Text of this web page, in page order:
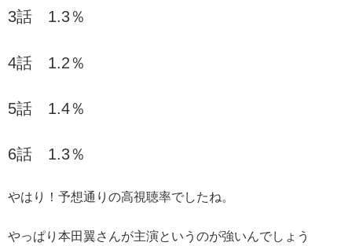
3話 1.3％
4話 1.2％
5話 1.4％
6話 1.3％
やはり！予想通りの高視聴率でしたね。
やっぱり本田翼さんが主演というのが強いんでしょう